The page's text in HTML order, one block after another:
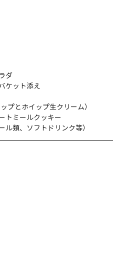
ダ
ケット添え
プとホイップ生クリーム）
トミールクッキー
ル類、ソフトドリンク等）